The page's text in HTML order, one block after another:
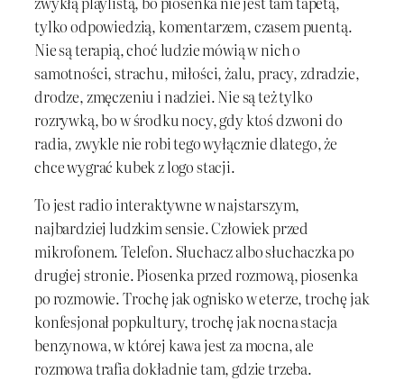
tylko odpowiedzią, komentarzem, czasem puentą.
Nie są terapią, choć ludzie mówią w nich o
samotności, strachu, miłości, żalu, pracy, zdradzie,
drodze, zmęczeniu i nadziei. Nie są też tylko
rozrywką, bo w środku nocy, gdy ktoś dzwoni do
radia, zwykle nie robi tego wyłącznie dlatego, że
chce wygrać kubek z logo stacji.
To jest radio interaktywne w najstarszym,
najbardziej ludzkim sensie. Człowiek przed
mikrofonem. Telefon. Słuchacz albo słuchaczka po
drugiej stronie. Piosenka przed rozmową, piosenka
po rozmowie. Trochę jak ognisko w eterze, trochę jak
konfesjonał popkultury, trochę jak nocna stacja
benzynowa, w której kawa jest za mocna, ale
rozmowa trafia dokładnie tam, gdzie trzeba.